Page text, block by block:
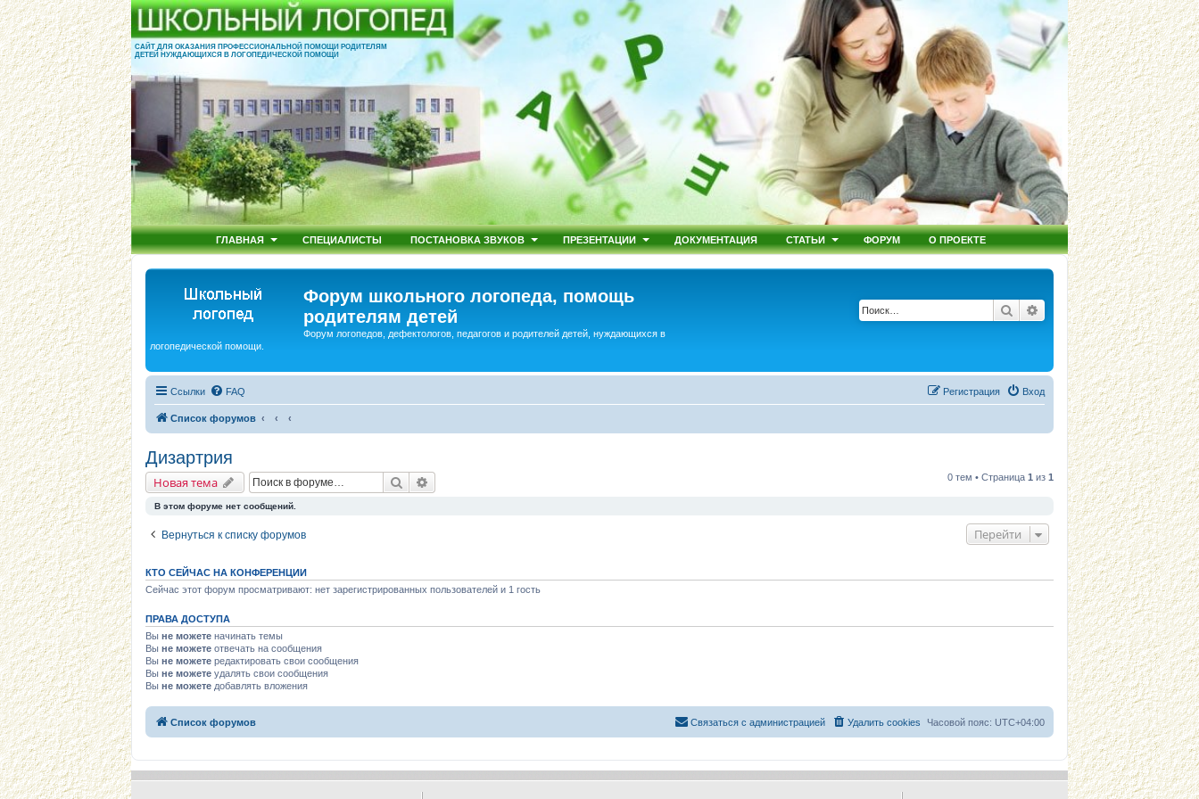
САЙТ ДЛЯ ОКАЗАНИЯ ПРОФЕССИОНАЛЬНОЙ ПОМОЩИ РОДИТЕЛЯМ
ДЕТЕЙ НУЖДАЮЩИХСЯ В ЛОГОПЕДИЧЕСКОЙ ПОМОЩИ
ГЛАВНАЯ СПЕЦИАЛИСТЫ ПОСТАНОВКА ЗВУКОВ ПРЕЗЕНТАЦИИ ДОКУМЕНТАЦИЯ СТАТЬИ ФОРУМ О ПРОЕКТЕ
Форум школьного логопеда, помощь
родителям детей
Форум логопедов, дефектологов, педагогов и родителей детей, нуждающихся в
логопедической помощи.
Поиск Расширенный поиск
Ссылки FAQ Вход
Регистрация
Список форумов
Дизартрия
Новая тема Поиск 0 тем • Страница 1 из 1
В этом форуме нет сообщений.
Вернуться к списку форумов Перейти
КТО СЕЙЧАС НА КОНФЕРЕНЦИИ
Сейчас этот форум просматривают: нет зарегистрированных пользователей и 1 гость
ПРАВА ДОСТУПА
Вы не можете начинать темы
Вы не можете отвечать на сообщения
Вы не можете редактировать свои сообщения
Вы не можете удалять свои сообщения
Вы не можете добавлять вложения
Список форумов Часовой пояс: UTC+04:00
Удалить cookies
Связаться с администрацией